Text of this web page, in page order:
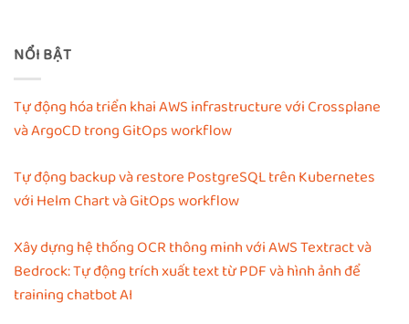
NỔI BẬT
Tự động hóa triển khai AWS infrastructure với Crossplane
và ArgoCD trong GitOps workflow
Tự động backup và restore PostgreSQL trên Kubernetes
với Helm Chart và GitOps workflow
Xây dựng hệ thống OCR thông minh với AWS Textract và
Bedrock: Tự động trích xuất text từ PDF và hình ảnh để
training chatbot AI